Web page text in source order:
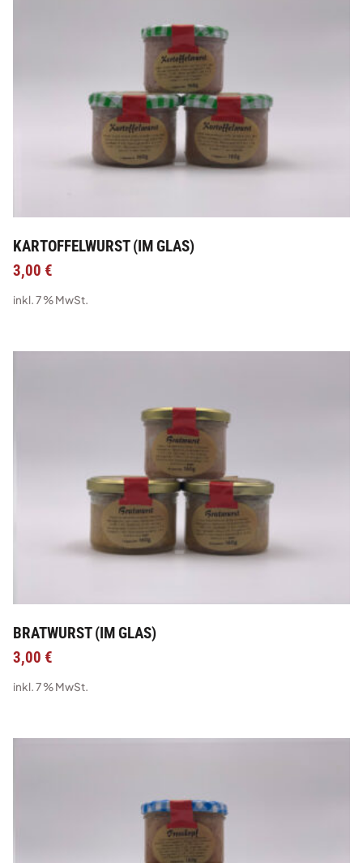
KARTOFFELWURST (IM GLAS)
3,00 €
inkl. 7 % MwSt.
BRATWURST (IM GLAS)
3,00 €
inkl. 7 % MwSt.